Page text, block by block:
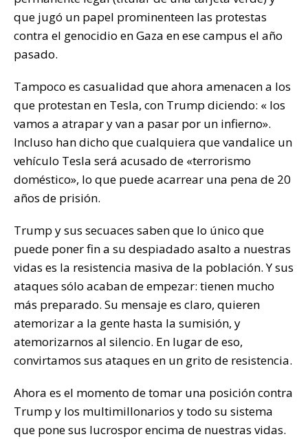
que jugó un papel prominenteen las protestas
contra el genocidio en Gaza en ese campus el año
pasado.
Tampoco es casualidad que ahora amenacen a los
que protestan en Tesla, con Trump diciendo: « los
vamos a atrapar y van a pasar por un infierno».
Incluso han dicho que cualquiera que vandalice un
vehículo Tesla será acusado de «terrorismo
doméstico», lo que puede acarrear una pena de 20
años de prisión.
Trump y sus secuaces saben que lo único que
puede poner fin a su despiadado asalto a nuestras
vidas es la resistencia masiva de la población. Y sus
ataques sólo acaban de empezar: tienen mucho
más preparado. Su mensaje es claro, quieren
atemorizar a la gente hasta la sumisión, y
atemorizarnos al silencio. En lugar de eso,
convirtamos sus ataques en un grito de resistencia.
Ahora es el momento de tomar una posición contra
Trump y los multimillonarios y todo su sistema
que pone sus lucrospor encima de nuestras vidas.